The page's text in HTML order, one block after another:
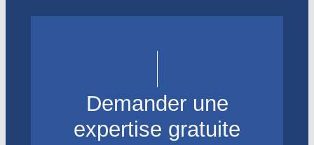
Demander une
expertise gratuite